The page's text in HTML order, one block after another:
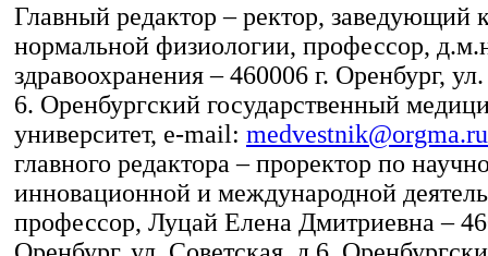
Главный редактор – ректор, заведующий
нормальной физиологии, профессор,
здравоохранения – 460006 г. Оренбург,
6. Оренбургский государственный
университет, e-mail: medvestnik@orgma.ru
главного редактора – проректор по
инновационной и международной
профессор, Луцай Елена Дмитриевна –